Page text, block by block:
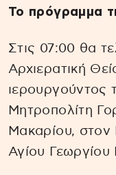
Το πρόγραμμα
Στις 07:00 θα
Αρχιερατική
ιερουργούντος
Μητροπολίτη
Μακαρίου, στον
Αγίου Γεωργίου